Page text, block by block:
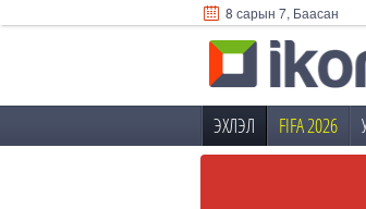
8 сарын 7, Баасан
ЭХЛЭЛ FIFA 2026